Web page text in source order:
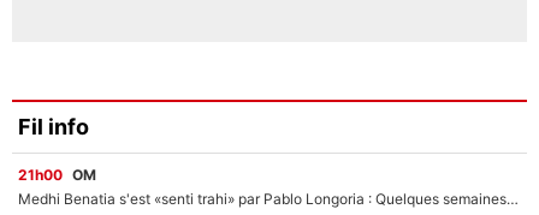
Fil info
21h00 OM
Medhi Benatia s'est «senti trahi» par Pablo Longoria : Quelques semaines après son départ, l'ancien directeur de football de l'OM règle ses comptes